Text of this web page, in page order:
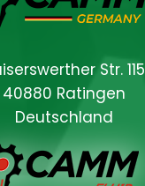
Str. 115
40880 Ratingen
Deutschland